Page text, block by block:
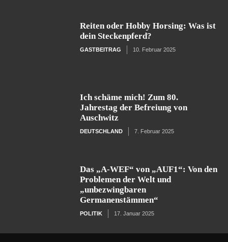
Reiten oder Hobby Horsing: Was ist
dein Steckenpferd?
GASTBEITRAG 10. Februar 2025
Ich schäme mich! Zum 80.
Jahrestag der Befreiung von
Auschwitz
DEUTSCHLAND 7. Februar 2025
Das „A-WEF“ von „AUF1“: Von den
Problemen der Welt und
„unbezwingbaren
Germanenstämmen“
POLITIK 17. Januar 2025